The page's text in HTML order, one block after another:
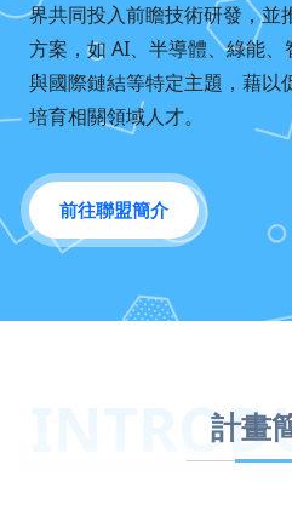
界共同投入前瞻技術研發，並
方案，如 AI、半導體、綠能
與國際鏈結等特定主題，藉以
培育相關領域人才。
前往聯盟簡介
計畫